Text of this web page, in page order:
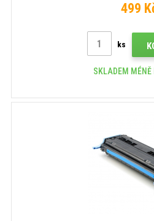
499
ks
SKLADEM MÉNĚ